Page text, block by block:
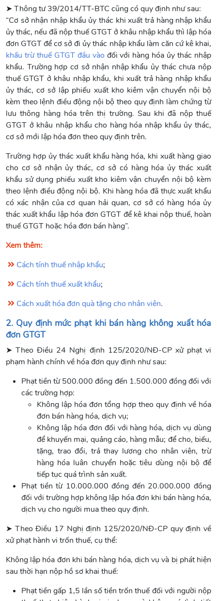
➤ Thông tư 39/2014/TT-BTC cũng có quy định như sau:
“Cơ sở nhận nhập khẩu ủy thác khi xuất trả hàng nhập khẩu
ủy thác, nếu đã nộp thuế GTGT ở khâu nhập khẩu thì lập hóa
đơn GTGT để cơ sở đi ủy thác nhập khẩu làm căn cứ kê khai,
khấu trừ thuế GTGT đầu vào đối với hàng hóa ủy thác nhập
khẩu. Trường hợp cơ sở nhận nhập khẩu ủy thác chưa nộp
thuế GTGT ở khâu nhập khẩu, khi xuất trả hàng nhập khẩu
ủy thác, cơ sở lập phiếu xuất kho kiêm vận chuyển nội bộ
kèm theo lệnh điều động nội bộ theo quy định làm chứng từ
lưu thông hàng hóa trên thị trường. Sau khi đã nộp thuế
GTGT ở khâu nhập khẩu cho hàng hóa nhập khẩu ủy thác,
cơ sở mới lập hóa đơn theo quy định trên.
Trường hợp ủy thác xuất khẩu hàng hóa, khi xuất hàng giao
cho cơ sở nhận ủy thác, cơ sở có hàng hóa ủy thác xuất
khẩu sử dụng phiếu xuất kho kiêm vận chuyển nội bộ kèm
theo lệnh điều động nội bộ. Khi hàng hóa đã thực xuất khẩu
có xác nhận của cơ quan hải quan, cơ sở có hàng hóa ủy
thác xuất khẩu lập hóa đơn GTGT để kê khai nộp thuế, hoàn
thuế GTGT hoặc hóa đơn bán hàng”.
Xem thêm:
Cách tính thuế nhập khẩu;
Cách tính thuế xuất khẩu;
Cách xuất hóa đơn quà tặng cho nhân viên.
2. Quy định mức phạt khi bán hàng không xuất hóa
đơn GTGT
➤ Theo Điều 24 Nghị định 125/2020/NĐ-CP xử phạt vi
phạm hành chính về hóa đơn quy định như sau:
Phạt tiền từ 500.000 đồng đến 1.500.000 đồng đối với
các trường hợp:
Không lập hóa đơn tổng hợp theo quy định về hóa
đơn bán hàng hóa, dịch vụ;
Không lập hóa đơn đối với hàng hóa, dịch vụ dùng
để khuyến mại, quảng cáo, hàng mẫu; để cho, biếu,
tặng, trao đổi, trả thay lương cho nhân viên, trừ
hàng hóa luân chuyển hoặc tiêu dùng nội bộ để
tiếp tục quá trình sản xuất.
Phạt tiền từ 10.000.000 đồng đến 20.000.000 đồng
đối với trường hợp không lập hóa đơn khi bán hàng hóa,
dịch vụ cho người mua theo quy định.
➤ Theo Điều 17 Nghị định 125/2020/NĐ-CP quy định về
xử phạt hành vi trốn thuế, cụ thể:
Không lập hóa đơn khi bán hàng hóa, dịch vụ và bị phát hiện
sau thời hạn nộp hồ sơ khai thuế:
Phạt tiền gấp 1,5 lần số tiền trốn thuế đối với người nộp